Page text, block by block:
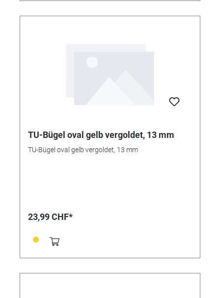
TU-Bügel oval gelb vergoldet, 13 mm
TU-Bügel oval gelb vergoldet, 13 mm
23,99 CHF*